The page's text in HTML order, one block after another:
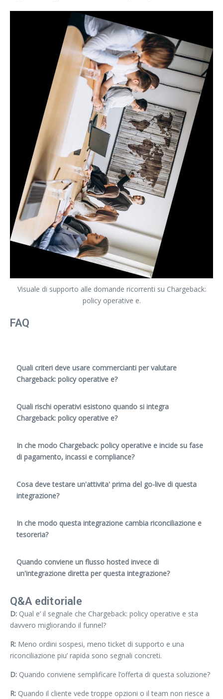
Visuale di supporto alle domande ricorrenti su Chargeback:
policy operative e.
FAQ
Quali criteri deve usare commercianti per valutare
Chargeback: policy operative e?
Quali rischi operativi esistono quando si integra
Chargeback: policy operative e?
In che modo Chargeback: policy operative e incide su fase
di pagamento, incassi e compliance?
Cosa deve testare un'attivita' prima del go-live di questa
integrazione?
In che modo questa integrazione cambia riconciliazione e
tesoreria?
Quando conviene un flusso hosted invece di
un'integrazione diretta per questa integrazione?
Q&A editoriale
D: Qual e’ il segnale che Chargeback: policy operative e sta
davvero migliorando il funnel?
R: Meno ordini sospesi, meno ticket di supporto e una
riconciliazione piu’ rapida sono segnali concreti.
D: Quando conviene semplificare l’offerta di questa soluzione?
R: Quando il cliente vede troppe opzioni o il team non riesce a